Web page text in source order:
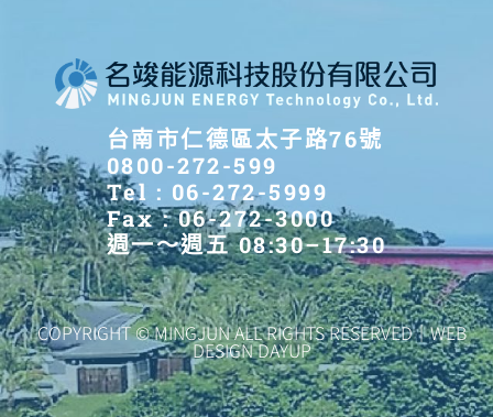
台南市仁德區太子路76號
0800-272-599
Tel : 06-272-5999
Fax : 06-272-3000
週一～週五 08:30–17:30
COPYRIGHT © MINGJUN ALL RIGHTS RESERVED｜WEB
DESIGN DAYUP